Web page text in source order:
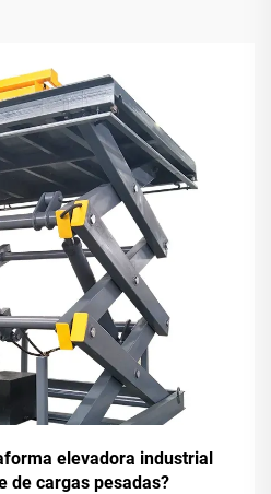
elevadora industrial
de cargas pesadas?